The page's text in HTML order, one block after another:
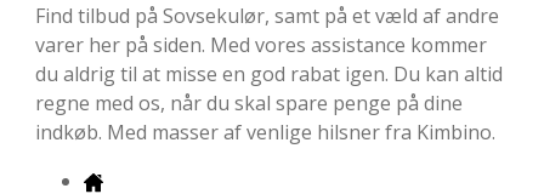
Find tilbud på Sovsekulør, samt på et væld af andre
varer her på siden. Med vores assistance kommer
du aldrig til at misse en god rabat igen. Du kan altid
regne med os, når du skal spare penge på dine
indkøb. Med masser af venlige hilsner fra Kimbino.